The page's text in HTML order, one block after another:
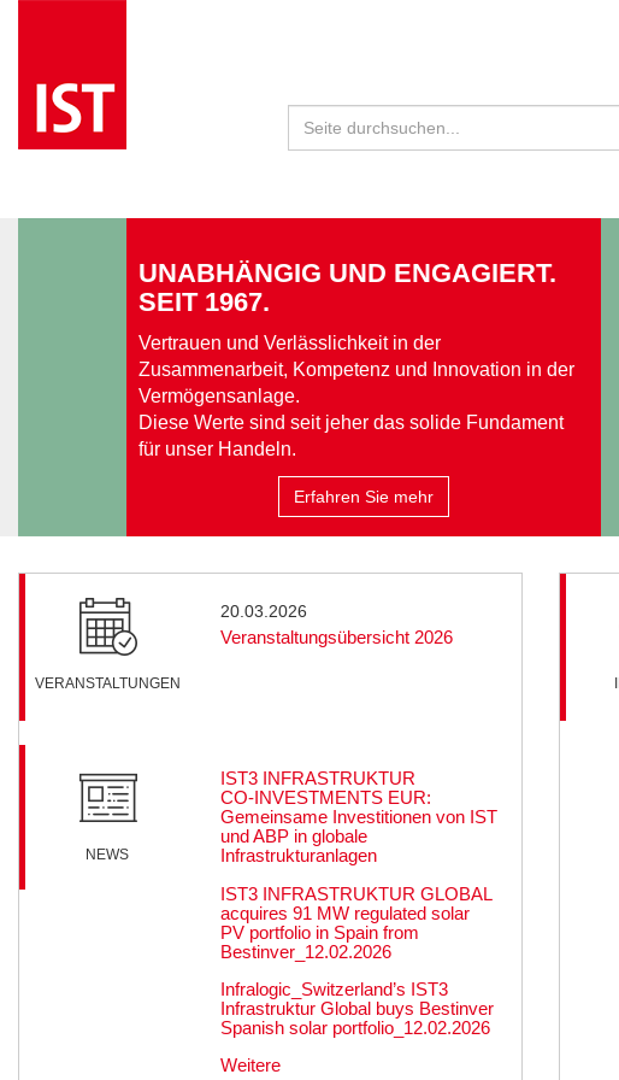
UNABHÄNGIG UND ENGAGIERT.
SEIT 1967.
Vertrauen und Verlässlichkeit in der
Zusammenarbeit, Kompetenz und Innovation in der
Vermögensanlage.
Diese Werte sind seit jeher das solide Fundament
für unser Handeln.
Erfahren Sie mehr
VERANSTALTUNGEN
20.03.2026
Veranstaltungsübersicht 2026
NEWS
IST3 INFRASTRUKTUR
CO‑INVESTMENTS EUR:
Gemeinsame Investitionen von IST
und ABP in globale
Infrastrukturanlagen
IST3 INFRASTRUKTUR GLOBAL
acquires 91 MW regulated solar
PV portfolio in Spain from
Bestinver_12.02.2026
Infralogic_Switzerland’s IST3
Infrastruktur Global buys Bestinver
Spanish solar portfolio_12.02.2026
Weitere